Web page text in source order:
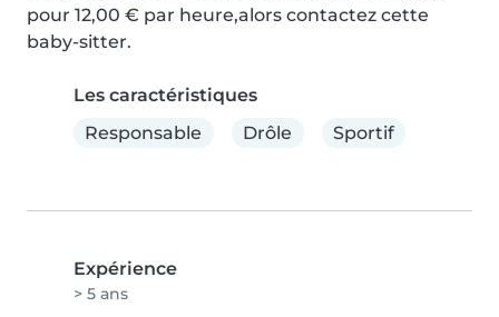
pour 12,00 € par heure,alors contactez cette
baby-sitter.
Les caractéristiques
Responsable
Drôle Sportif
Expérience
> 5 ans